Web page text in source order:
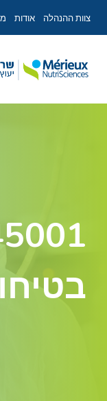
צוות ההנהלה אודות
content